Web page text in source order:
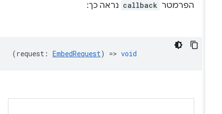
הפרמטר callback נראה כך:
(request: EmbedRequest) => void